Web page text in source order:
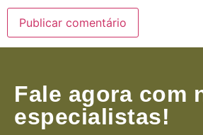
Fale agora com
especialistas!